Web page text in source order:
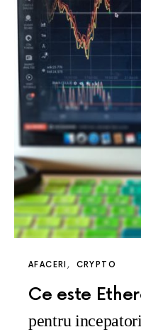
AFACERI CRYPTO
Ce este
pentru